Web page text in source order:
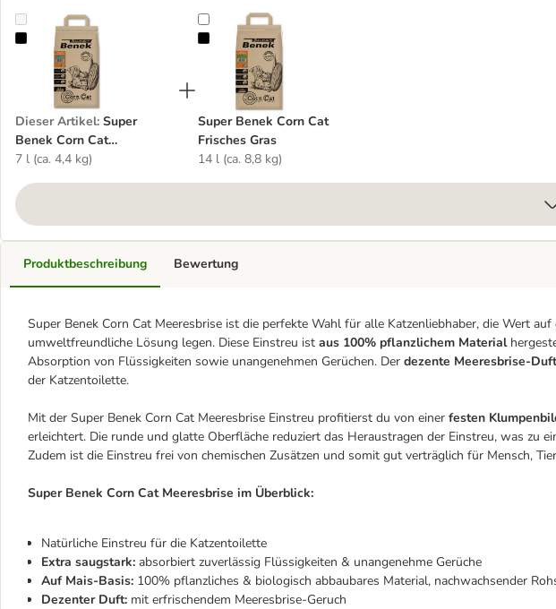
Super Benek Corn Cat Meeresbrise
Dieser Artikel: Super
Benek Corn Cat
Meeresbrise
7 l (ca. 4,4 kg)
Super Benek Corn Cat Frisches Gras
Super Benek Corn Cat
Frisches Gras
14 l (ca. 8,8 kg)
Produktbeschreibung
Super Benek Corn Cat Meeresbrise ist die perfekte Wahl für alle Katzenliebhaber, die Wert
umweltfreundliche Lösung legen. Diese Einstreu ist aus 100% pflanzlichem Material
Absorption von Flüssigkeiten sowie unangenehmen Gerüchen. Der dezente Meeresbrise-
der Katzentoilette.
Mit der Super Benek Corn Cat Meeresbrise Einstreu profitierst du von einer festen
erleichtert. Die runde und glatte Oberfläche reduziert das Heraustragen der Einstreu, was zu
Zudem ist die Einstreu frei von chemischen Zusätzen und somit gut verträglich für Mensch,
Super Benek Corn Cat Meeresbrise im Überblick:
Natürliche Einstreu für die Katzentoilette
Extra saugstark: absorbiert zuverlässig Flüssigkeiten & unangenehme Gerüche
Auf Mais-Basis: 100% pflanzliches & biologisch abbaubares Material, nachwachsender
Dezenter Duft: mit erfrischendem Meeresbrise-Geruch
Bewertung